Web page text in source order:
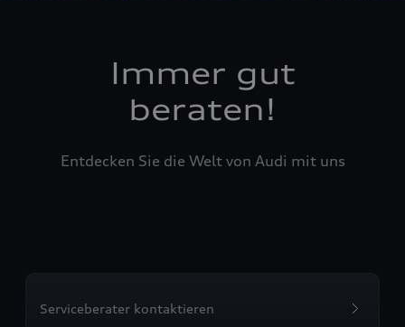
Immer gut
beraten!
Entdecken Sie die Welt von Audi mit uns
Serviceberater kontaktieren